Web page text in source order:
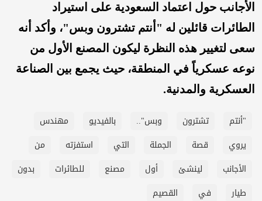
الأجانب حول اعتماد السعودية على استيراد
الطائرات قائلين له "أنتم تشترون وبس"، وأكد أنه
سعى لتغيير هذه النظرة ليكون المصنع الأول من
نوعه عسكرياً في المنطقة، حيث يجمع بين الصناعة
العسكرية والمدنية.
"أنتم تشترون وبس".. بالفيديو
مهندس
يروي
قصة الجملة التي استفزته
من
الأجانب
لينشئ أول مصنع للطائرات
بدون
طيار
في القصيم